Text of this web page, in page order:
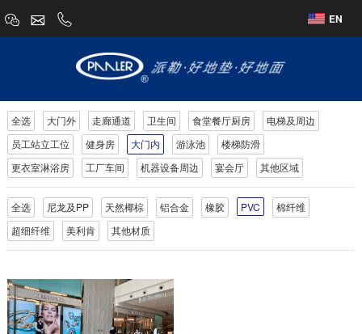
EN
全选 大门外 走廊通道 卫生间 食堂餐厅厨房
电梯及周边
员工站立工位
健身房 大门内 游泳池
楼梯防滑
更衣室淋浴房
工厂车间 机器设备周边 宴会厅 其他区域
全选 尼龙及PP 天然椰棕 铝合金 橡胶 PVC
棉纤维
超细纤维
美利肯 其他材质